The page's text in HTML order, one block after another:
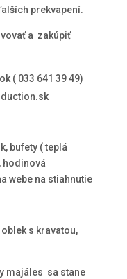
prekvapení.
a zakúpiť
( 033 641 39 49)
bufety ( teplá
hodinová
webe na stiahnutie
s kravatou,
majáles sa stane